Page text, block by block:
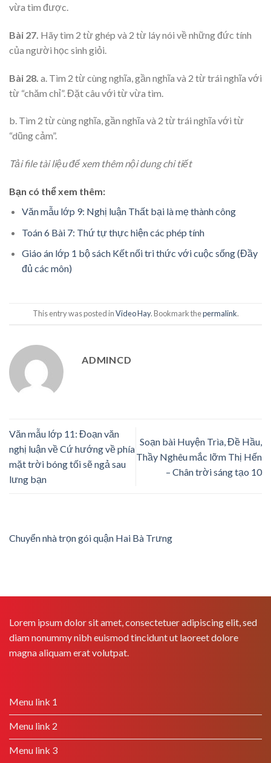
vừa tìm được.
Bài 27. Hãy tìm 2 từ ghép và 2 từ láy nói về những đức tính
của người học sinh giỏi.
Bài 28. a. Tìm 2 từ cùng nghĩa, gần nghĩa và 2 từ trái nghĩa với
từ “chăm chỉ”. Đặt câu với từ vừa tìm.
b. Tìm 2 từ cùng nghĩa, gần nghĩa và 2 từ trái nghĩa với từ
“dũng cảm”.
Tải file tài liệu để xem thêm nội dung chi tiết
Bạn có thể xem thêm:
Văn mẫu lớp 9: Nghị luận Thất bại là mẹ thành công
Toán 6 Bài 7: Thứ tự thực hiện các phép tính
Giáo án lớp 1 bộ sách Kết nối tri thức với cuộc sống (Đầy
đủ các môn)
This entry was posted inVideo Hay. Bookmark thepermalink.
ADMINCD
Văn mẫu lớp 11: Đoạn văn
nghị luận về Cứ hướng về phía
mặt trời bóng tối sẽ ngả sau
lưng bạn
Soạn bài Huyện Trìa, Đề Hầu,
Thầy Nghêu mắc lỡm Thị Hến
– Chân trời sáng tạo 10
Chuyển nhà trọn gói quận Hai Bà Trưng
Lorem ipsum dolor sit amet, consectetuer adipiscing elit, sed
diam nonummy nibh euismod tincidunt ut laoreet dolore
magna aliquam erat volutpat.
Menu link 1
Menu link 2
Menu link 3